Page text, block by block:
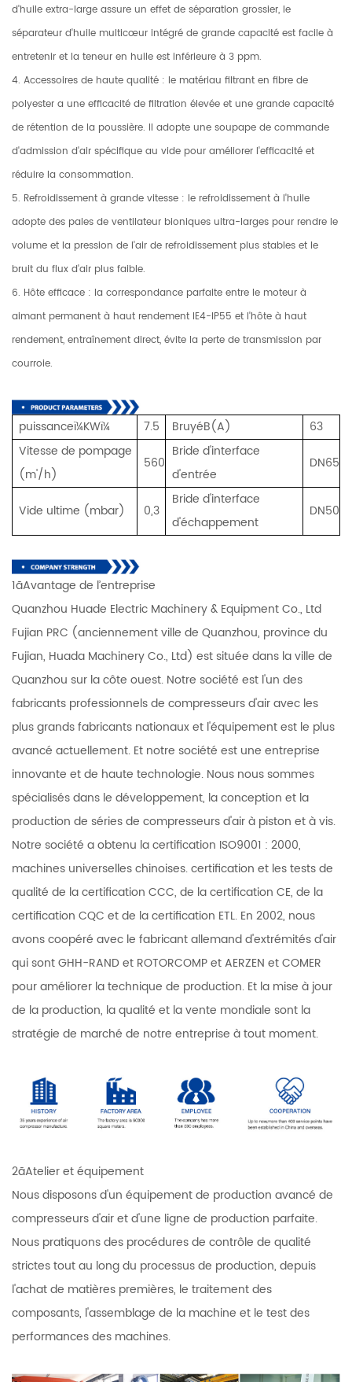
d'huile extra-large assure un effet de séparation grossier, le
séparateur d'huile multicœur intégré de grande capacité est facile à
entretenir et la teneur en huile est inférieure à 3 ppm.
4. Accessoires de haute qualité : le matériau filtrant en fibre de
polyester a une efficacité de filtration élevée et une grande capacité
de rétention de la poussière. Il adopte une soupape de commande
d'admission d'air spécifique au vide pour améliorer l'efficacité et
réduire la consommation.
5. Refroidissement à grande vitesse : le refroidissement à l'huile
adopte des pales de ventilateur bioniques ultra-larges pour rendre le
volume et la pression de l'air de refroidissement plus stables et le
bruit du flux d'air plus faible.
6. Hôte efficace : la correspondance parfaite entre le moteur à
aimant permanent à haut rendement IE4-IP55 et l'hôte à haut
rendement, entraînement direct, évite la perte de transmission par
courroie.
puissanceï¼KWï¼ 7.5 BruyéB(A)
63
Vitesse de pompage
(m'/h)
560
Bride d'interface
d'entrée
DN65
Vide ultime (mbar) 0,3
Bride d'interface
d'échappement
DN50
1ãAvantage de l’entreprise
Quanzhou Huade Electric Machinery & Equipment Co., Ltd
Fujian PRC (anciennement ville de Quanzhou, province du
Fujian, Huada Machinery Co., Ltd) est située dans la ville de
Quanzhou sur la côte ouest. Notre société est l'un des
fabricants professionnels de compresseurs d'air avec les
plus grands fabricants nationaux et l'équipement est le plus
avancé actuellement. Et notre société est une entreprise
innovante et de haute technologie. Nous nous sommes
spécialisés dans le développement, la conception et la
production de séries de compresseurs d'air à piston et à vis.
Notre société a obtenu la certification ISO9001 : 2000,
machines universelles chinoises. certification et les tests de
qualité de la certification CCC, de la certification CE, de la
certification CQC et de la certification ETL. En 2002, nous
avons coopéré avec le fabricant allemand d'extrémités d'air
qui sont GHH-RAND et ROTORCOMP et AERZEN et COMER
pour améliorer la technique de production. Et la mise à jour
de la production, la qualité et la vente mondiale sont la
stratégie de marché de notre entreprise à tout moment.
2ãAtelier et équipement
Nous disposons d'un équipement de production avancé de
compresseurs d'air et d'une ligne de production parfaite.
Nous pratiquons des procédures de contrôle de qualité
strictes tout au long du processus de production, depuis
l'achat de matières premières, le traitement des
composants, l'assemblage de la machine et le test des
performances des machines.